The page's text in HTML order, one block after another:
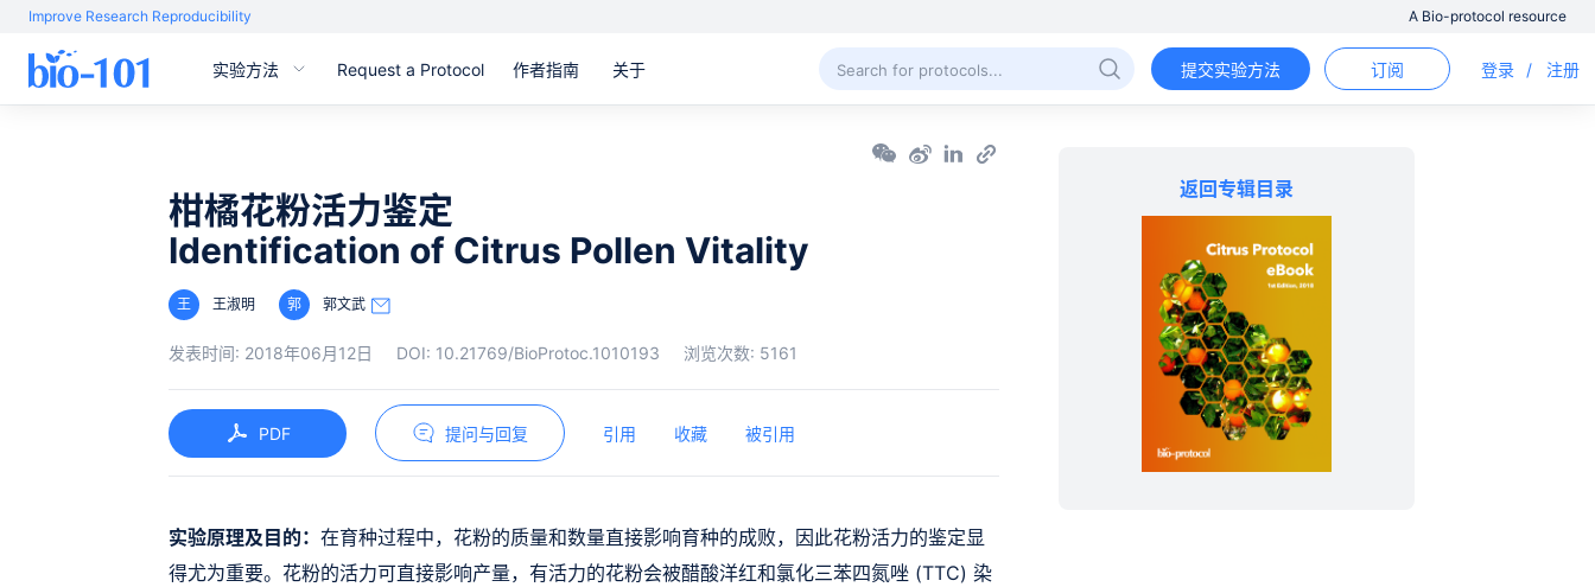
Improve Research Reproducibility A Bio-protocol resource
实验方法 Request a Protocol 作者指南 关于 提交实验方法 订阅 登录 / 注册
柑橘花粉活力鉴定
Identification of Citrus Pollen Vitality
王 王淑明 郭 郭文武
发表时间: 2018年06月12日 DOI: 10.21769/BioProtoc.1010193 浏览次数: 5161
返回专辑目录
PDF 提问与回复 引用 收藏 被引用
实验原理及目的： 在育种过程中，花粉的质量和数量直接影响育种的成败，因此花粉活力的鉴定显
得尤为重要。花粉的活力可直接影响产量，有活力的花粉会被醋酸洋红和氯化三苯四氮唑 (TTC) 染